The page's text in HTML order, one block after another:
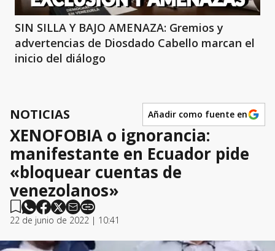
SIN SILLA Y BAJO AMENAZA: Gremios y
advertencias de Diosdado Cabello marcan el
inicio del diálogo
NOTICIAS Añadir como fuente en
XENOFOBIA o ignorancia:
manifestante en Ecuador pide
«bloquear cuentas de
venezolanos»
22 de junio de 2022 | 10:41